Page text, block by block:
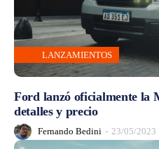
LANZAMIENTOS
Ford lanzó oficialmente la
detalles y precio
Fernando Bedini - 23/05/2023